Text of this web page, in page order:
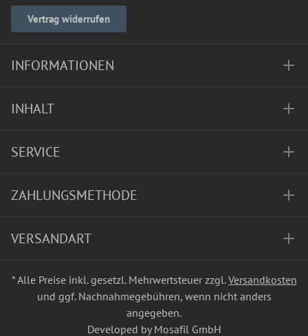
Vertrag widerrufen
INFORMATIONEN
INHALT
SERVICE
ZAHLUNGSMETHODE
VERSANDART
* Alle Preise inkl. gesetzl. Mehrwertsteuer zzgl.Versandkosten
und ggf. Nachnahmegebühren, wenn nicht anders
angegeben.
Developed by Mosafil GmbH